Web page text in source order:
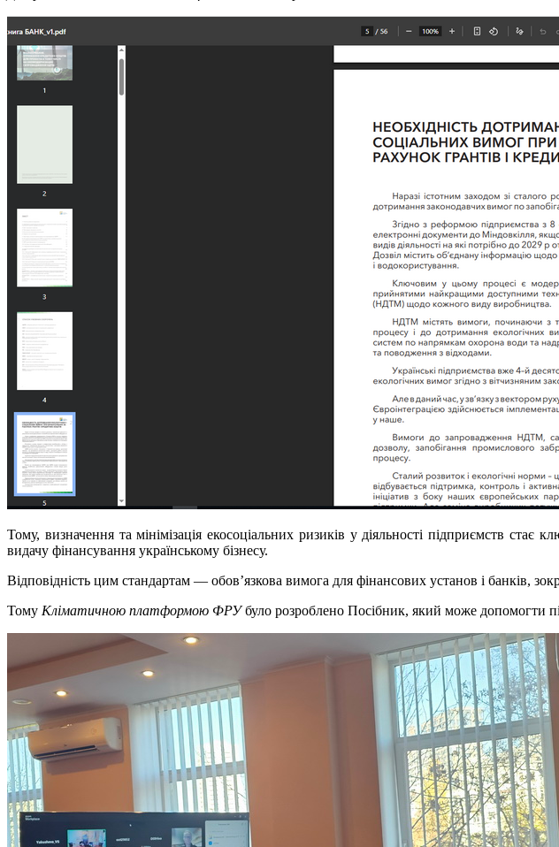
Тому, визначення та мінімізація екосоціальних ризиків у діяльності підприємств
видачу фінансування українському бізнесу.
Відповідність цим стандартам — обов’язкова вимога для фінансових установ і банків,
Тому Кліматичною платформою ФРУбуло розроблено Посібник, який може допомогти